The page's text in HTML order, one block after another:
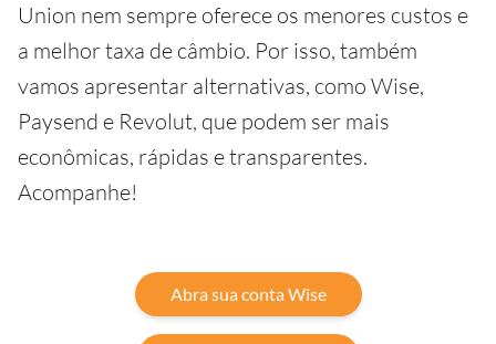
Union nem sempre oferece os menores custos e
a melhor taxa de câmbio. Por isso, também
vamos apresentar alternativas, como Wise,
Paysend e Revolut, que podem ser mais
econômicas, rápidas e transparentes.
Acompanhe!
Abra sua conta Wise